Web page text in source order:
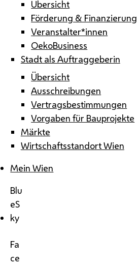
Übersicht
Förderung & Finanzierung
Veranstalter*innen
OekoBusiness
Stadt als Auftraggeberin
Übersicht
Ausschreibungen
Vertragsbestimmungen
Vorgaben für Bauprojekte
Märkte
Wirtschaftsstandort Wien
Mein Wien
Blu
eS
ky
Fa
ce